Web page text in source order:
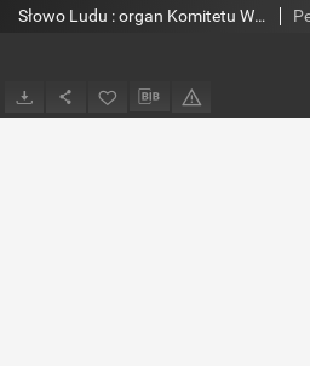
Słowo Ludu : organ Komitetu Wojewódzkiego Polskiej Zjednoczonej Partii Robotniczej, 1953, R.5, nr 198